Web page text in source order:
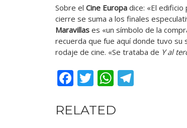
Sobre el Cine Europa dice: «El
cierre se suma a los finales
Maravillas es «un símbolo de la
recuerda que fue aquí donde tuvo su
rodaje de cine. «Se trataba de Y al
Facebook
TwitterWhatsApp
RELATED